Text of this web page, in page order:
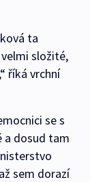
ta
složité,
říká vrchní
se s
a dosud tam
sem dorazí